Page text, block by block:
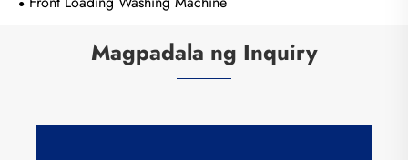
Magpadala ng Inquiry